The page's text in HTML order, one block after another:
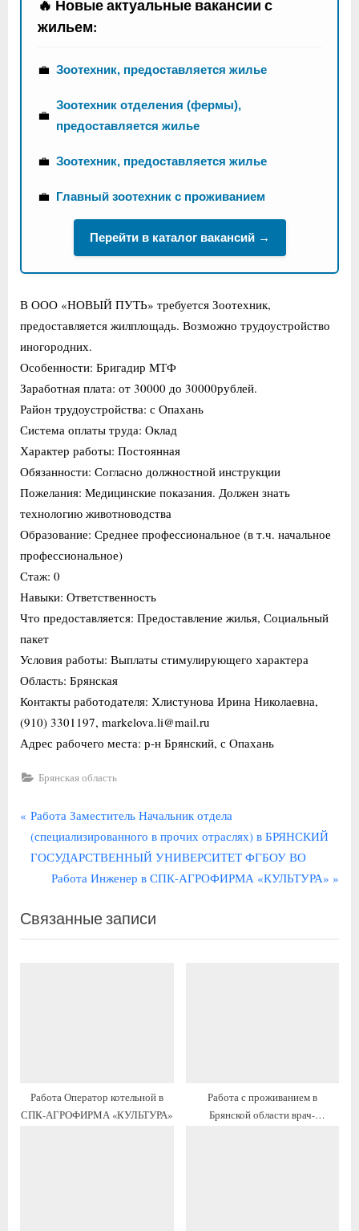
🔥 Новые актуальные вакансии с
жильем:
💼 Зоотехник, предоставляется жилье
💼
Зоотехник отделения (фермы),
предоставляется жилье
💼 Зоотехник, предоставляется жилье
💼 Главный зоотехник с проживанием
Перейти в каталог вакансий →
В ООО «НОВЫЙ ПУТЬ» требуется Зоотехник,
предоставляется жилплощадь. Возможно трудоустройство
иногородних.
Особенности: Бригадир МТФ
Заработная плата: от 30000 до 30000рублей.
Район трудоустройства: с Опахань
Система оплаты труда: Оклад
Характер работы: Постоянная
Обязанности: Согласно должностной инструкции
Пожелания: Медицинские показания. Должен знать
технологию животноводства
Образование: Среднее профессиональное (в т.ч. начальное
профессиональное)
Стаж: 0
Навыки: Ответственность
Что предоставляется: Предоставление жилья, Социальный
пакет
Условия работы: Выплаты стимулирующего характера
Область: Брянская
Контакты работодателя: Хлистунова Ирина Николаевна,
(910) 3301197, markelova.li@mail.ru
Адрес рабочего места: р-н Брянский, с Опахань
Брянская область
Навигация
по
записям
П
р
е
д
у
Работа Заместитель Начальник отдела
(специализированного в прочих отраслях) в БРЯНСКИЙ
ГОСУДАРСТВЕННЫЙ УНИВЕРСИТЕТ ФГБОУ ВО
С
е
д
Работа Инженер в СПК-АГРОФИРМА «КУЛЬТУРА»
Связанные записи
Работа Оператор котельной в
СПК-АГРОФИРМА «КУЛЬТУРА»
Работа с проживанием в
Брянской области врач-